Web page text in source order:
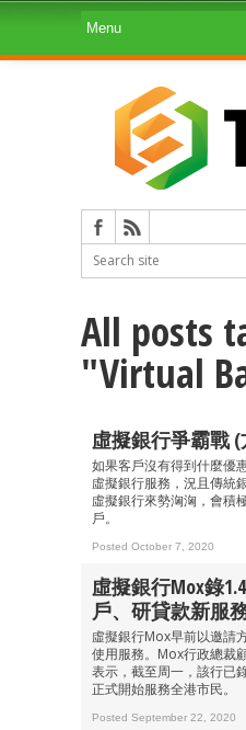
All posts
"Virtual
虛擬銀行爭霸戰
如果客戶沒有得到什麼優
虛擬銀行服務，況且傳統
虛擬銀行來勢洶洶，會積
戶。
Posted October 7, 2020
虛擬銀行Mox錄
戶、研貸款新服
虛擬銀行Mox早前以邀請
使用服務。Mox行政總裁
表示，截至周一，該行已
正式開始服務全港市民。
Posted September 22, 2020